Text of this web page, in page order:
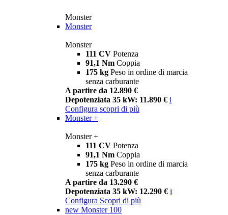
Monster
Monster
Monster
111 CV Potenza
91,1 Nm Coppia
175 kg Peso in ordine di marcia
senza carburante
A partire da 12.890 €
Depotenziata 35 kW: 11.890 € i
Configura scopri di più
Monster +
Monster +
111 CV Potenza
91,1 Nm Coppia
175 kg Peso in ordine di marcia
senza carburante
A partire da 13.290 €
Depotenziata 35 kW: 12.290 € i
Configura Scopri di più
new Monster 100